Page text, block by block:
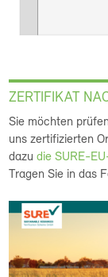
ZERTIFIKAT
Sie möchten
uns zertifizierten
dazudie SURE-
Tragen Sie in das